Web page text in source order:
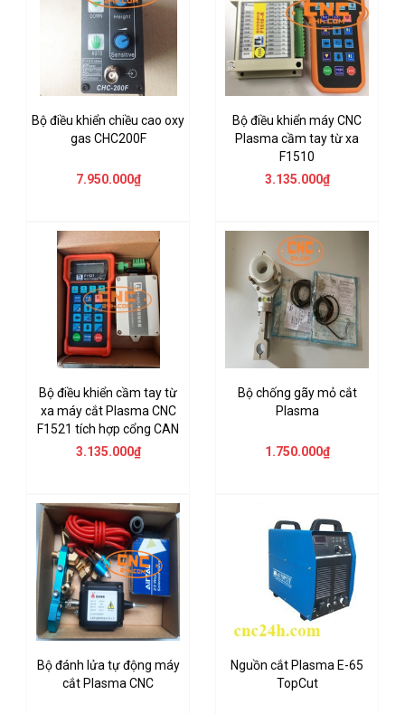
Bộ điều khiển chiều cao oxy
gas CHC200F
7.950.000₫
Bộ điều khiển máy CNC
Plasma cầm tay từ xa
F1510
3.135.000₫
Bộ điều khiển cầm tay từ
xa máy cắt Plasma CNC
F1521 tích hợp cổng CAN
3.135.000₫
Bộ chống gãy mỏ cắt
Plasma
1.750.000₫
Bộ đánh lửa tự động máy
cắt Plasma CNC
Nguồn cắt Plasma E-65
TopCut